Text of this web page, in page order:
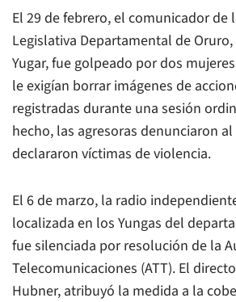
El 29 de febrero, el comunicador de
Legislativa Departamental de
Yugar, fue golpeado por dos
le exigían borrar imágenes de
registradas durante una sesión
hecho, las agresoras denunciaron
declararon víctimas de violencia.
El 6 de marzo, la radio
localizada en los Yungas del
fue silenciada por resolución de la
Telecomunicaciones (ATT). El
Hubner, atribuyó la medida a la